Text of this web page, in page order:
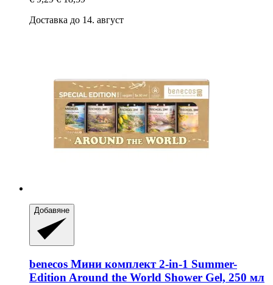
Доставка до 14. август
Добавяне
benecos Мини комплект 2-​in-​1 Summer-​
Edition Around the World Shower Gel, 250 мл